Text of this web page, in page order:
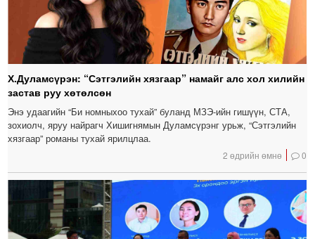
Х.Дуламсүрэн: “Сэтгэлийн хязгаар” намайг алс хол хилийн
застав руу хөтөлсөн
Энэ удаагийн “Би номныхоо тухай” буланд МЗЭ-ийн гишүүн, СТА,
зохиолч, яруу найрагч Хишигнямын Дуламсүрэнг урьж, “Сэтгэлийн
хязгаар” романы тухай ярилцлаа.
2 өдрийн өмнө 0